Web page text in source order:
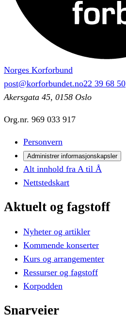
Norges Korforbund
post@korforbundet.no22 39 68 50
Akersgata 45, 0158 Oslo
Org.nr. 969 033 917
Personvern
Administrer informasjonskapsler
Alt innhold fra A til Å
Nettstedskart
Aktuelt og fagstoff
Nyheter og artikler
Kommende konserter
Kurs og arrangementer
Ressurser og fagstoff
Korpodden
Snarveier